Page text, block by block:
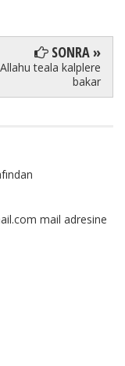
SONRA »
Allahu teala kalplere
bakar
mail adresine